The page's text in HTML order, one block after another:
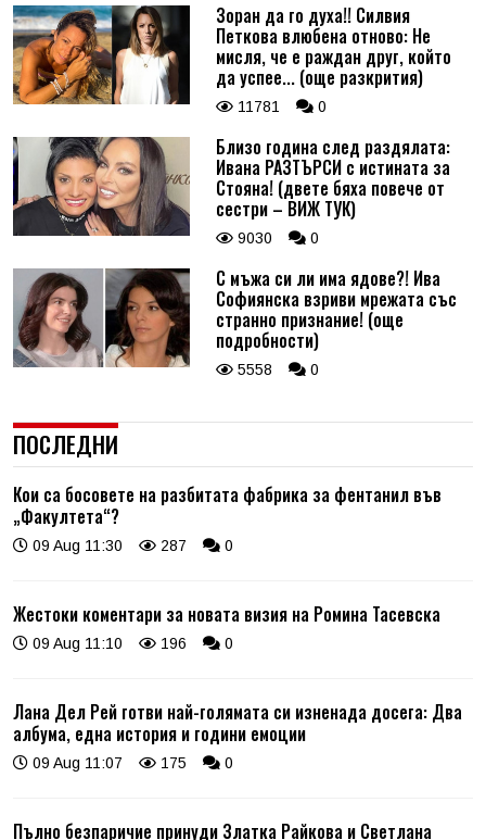
Зоран да го духа!! Силвия
Петкова влюбена отново: Не
мисля, че е раждан друг, който
да успее... (още разкрития)
11781 0
Близо година след раздялата:
Ивана РАЗТЪРСИ с истината за
Стояна! (двете бяха повече от
сестри – ВИЖ ТУК)
9030 0
С мъжа си ли има ядове?! Ива
Софиянска взриви мрежата със
странно признание! (още
подробности)
5558 0
ПОСЛЕДНИ
Кои са босовете на разбитата фабрика за фентанил във
„Факултета“?
09 Aug 11:30 287 0
Жестоки коментари за новата визия на Ромина Тасевска
09 Aug 11:10 196 0
Лана Дел Рей готви най-голямата си изненада досега: Два
албума, една история и години емоции
09 Aug 11:07 175 0
Пълно безпаричие принуди Златка Райкова и Светлана